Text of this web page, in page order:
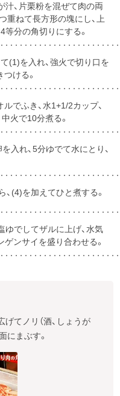
汁、片栗粉を混ぜて肉の両
重ねて長方形の塊にし、上
等分の角切りにする。
(1)を入れ、強火で切り口を
ける。
でふき、水1+1/2カップ、
中火で10分煮る。
入れ、5分ゆでて水にとり、
(4)を加えてひと煮する。
ゆでしてザルに上げ、水気
ンサイを盛り合わせる。
てノリ（酒、しょうが
にまぶす。